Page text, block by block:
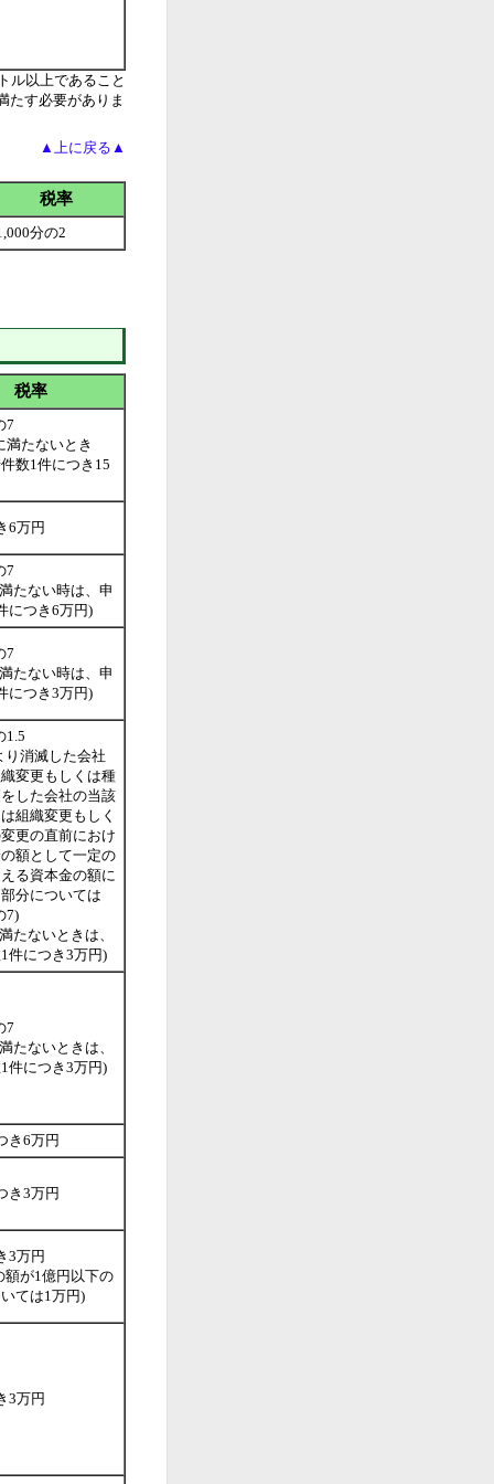
ル以上であること
たす必要がありま
▲上に戻る▲
税率
分の2
税率
7
満たないとき
数1件につき15
6万円
7
たない時は、申
につき6万円)
7
たない時は、申
につき3万円)
1.5
り消滅した会社
変更もしくは種
した会社の当該
組織変更もしく
更の直前におけ
額として一定の
る資本金の額に
分については
7)
たないときは、
件につき3万円)
7
たないときは、
件につき3万円)
き6万円
き3万円
3万円
額が1億円以下の
ては1万円)
3万円